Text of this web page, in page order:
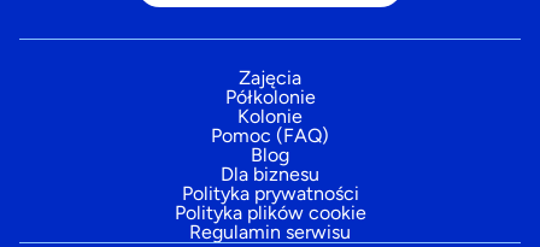
Zajęcia
Półkolonie
Kolonie
Pomoc (FAQ)
Blog
Dla biznesu
Polityka prywatności
Polityka plików cookie
Regulamin serwisu